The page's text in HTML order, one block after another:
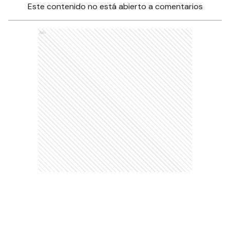
Este contenido no está abierto a comentarios
Ads